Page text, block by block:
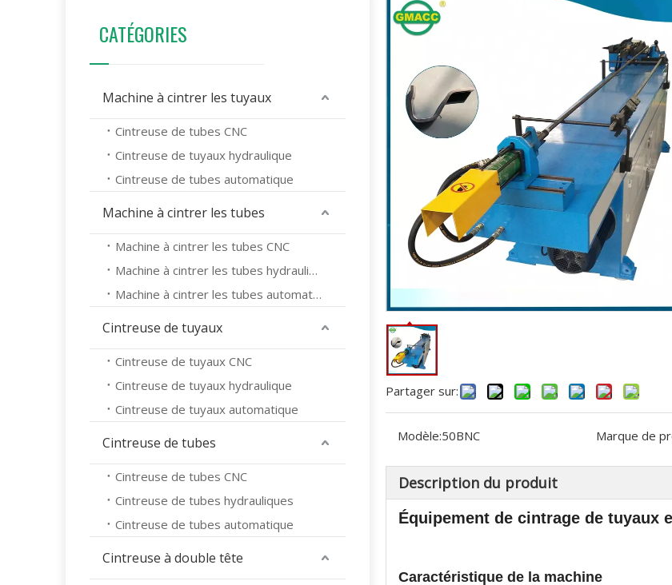
CATÉGORIES
Machine à cintrer les tuyaux
Cintreuse de tubes CNC
Cintreuse de tuyaux hydraulique
Cintreuse de tubes automatique
Machine à cintrer les tubes
Machine à cintrer les tubes CNC
Machine à cintrer les tubes hydrauliques
Machine à cintrer les tubes automatique
Cintreuse de tuyaux
Cintreuse de tuyaux CNC
Cintreuse de tuyaux hydraulique
Cintreuse de tuyaux automatique
Cintreuse de tubes
Cintreuse de tubes CNC
Cintreuse de tubes hydrauliques
Cintreuse de tubes automatique
Cintreuse à double tête
Partager sur:
Modèle:50BNC Marque de
Description du produit
Équipement de cintrage de tuyaux
Caractéristique de la machine